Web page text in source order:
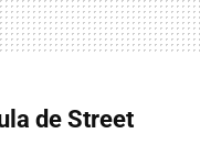
de Street